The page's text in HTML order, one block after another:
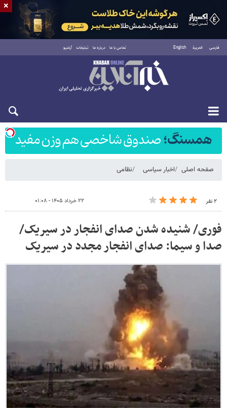
فارسی العربية English تماس با ما درباره ما تبلیغات آرشیو
شنبه ۱۷ مرداد ۱۴۰۵
صفحه اصلی اخبار سیاسی نظامی
۲ نفر ۲۲ خرداد ۱۴۰۵ - ۰۱:۰۸
فوری/ شنیده شدن صدای انفجار در سیریک/
صدا و سیما: صدای انفجار مجدد در سیریک
×